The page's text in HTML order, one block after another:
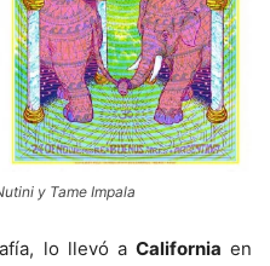
y Tame Impala
lo llevó a California en